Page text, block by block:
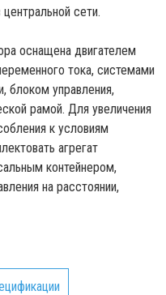
сети.
оснащена двигателем
тока, системами
блоком управления,
рамой. Для увеличения
к условиям
агрегат
контейнером,
на расстоянии,